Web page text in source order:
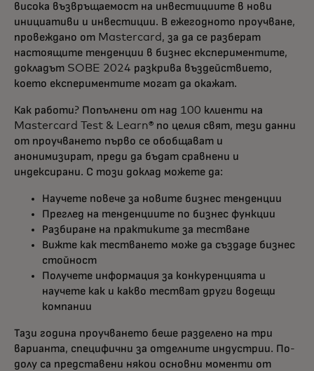
висока възвръщаемост на инвестициите в нови
инициативи и инвестиции. В ежегодното проучване,
провеждано от Mastercard, за да се разберат
настоящите тенденции в бизнес експериментите,
докладът SOBE 2024 разкрива въздействието,
което експериментите могат да окажат.
Как работи? Попълнени от над 100 клиенти на
Mastercard Test & Learn® по целия свят, тези данни
от проучването първо се обобщават и
анонимизират, преди да бъдат сравнени и
индексирани. С този доклад можете да:
Научете повече за новите бизнес тенденции
Преглед на тенденциите по бизнес функции
Разбиране на практиките за тестване
Вижте как тестването може да създаде бизнес
стойност
Получете информация за конкуренцията и
научете как и какво тестват други водещи
компании
Тази година проучването беше разделено на три
варианта, специфични за отделните индустрии. По-
долу са представени някои основни моменти от